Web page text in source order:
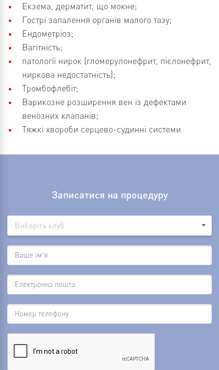
Екзема, дерматит, що мокне;
Гострі запалення органів малого тазу;
Ендометріоз;
Вагітність;
патології нирок (гломерулонефрит, пієлонефрит,
ниркова недостатність);
Тромбофлебіт;
Варикозне розширення вен із дефектами
венозних клапанів;
Тяжкі хвороби серцево-судинні системи
Записатися на процедуру
Виберіть клуб